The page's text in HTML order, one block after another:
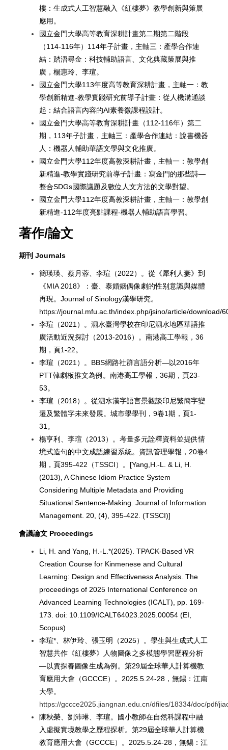
樓：生成式人工智慧融入《紅樓夢》教學創新與策展
應用。
國立金門大學高等教育深耕計畫第二期第二階段
（114-116年）114年子計畫，主軸三：產學合作連
結：踏浯尋金：科技輔助語言、文化典藏策展與推
廣，楊惠玲、李瑄。
國立金門大學113年度高等教育深耕計畫，主軸一：教
學創新精進-教學實踐研究前導子計畫：從人機溝通談
起：結合語言內容的AI素養微課程設計。
國立金門大學高等教育深耕計畫（112-116年）第二
期，113年子計畫，主軸三：產學合作連結：說書機器
人：機器人輔助華語文學與文化推廣。
國立金門大學112年度高教深耕計畫，主軸一：教學創
新精進-教學實踐研究前導子計畫：寫金門的那些詩—
整合SDGs國際議題及數位人文方法的文學對望。
國立金門大學112年度高教深耕計畫，主軸一：教學創
新精進-112年度亮點課程-機器人輔助語言學習。
著作/論文
期刊 Journals
簡瑛瑛、蔡月蓉、李瑄（2022）。從《犀利人妻》到
《MIA 2018》：臺、泰婚姻偶像劇的性别意識與媒體
再現。Journal of Sinology漢學研究。
https://journal.mfu.ac.th/index.php/jsino/article/download/
李瑄（2021）。泗水臺灣學校在印尼泗水地區華語推
廣活動近況探討（2013-2016）。南港高工學報，36
期，頁1-22。
李瑄（2021）。BBS網路社群言語分析—以2016年
PTT韓劇板推文為例。南港高工學報，36期，頁23-
53。
李瑄（2018）。從泗水漢字語言景觀談印尼繁簡字變
遷及繁體字未來發展。城市學學刊，9卷1期，頁1-
31。
楊亨利、李瑄（2013）。考量多元詮釋資料並提供情
境式造句的中文成語練習系統。資訊管理學報，20卷4
期，頁395-422（TSSCI）。[Yang,H.-L. & Li, H.
(2013), A Chinese Idiom Practice System
Considering Multiple Metadata and Providing
Situational Sentence-Making. Journal of Information
Management. 20, (4), 395-422. (TSSCI)]
會議論文 Proceedings
Li, H. and Yang, H.-L.*(2025). TPACK-Based VR
Creation Course for Kinmenese and Cultural
Learning: Design and Effectiveness Analysis. The
proceedings of 2025 International Conference on
Advanced Learning Technologies (ICALT), pp. 169-
173. doi: 10.1109/ICALT64023.2025.00054 (EI,
Scopus)
李瑄*、林伊玲、張玉明（2025）。學生與生成式人工
智慧共作《紅樓夢》人物圖像之多模態學習歷程分析
—以賈探春圖像生成為例。第29屆全球華人計算機教
育應用大會（GCCCE）。2025.5.24-28，無錫：江南
大學。
https://gccce2025.jiangnan.edu.cn/dfiles/18334/doc/pdf/
陳秋榮、劉沛琳、李瑄。國小教師在自然科課程中融
入虛擬實境教學之歷程探析。第29屆全球華人計算機
教育應用大會（GCCCE）。2025.5.24-28，無錫：江